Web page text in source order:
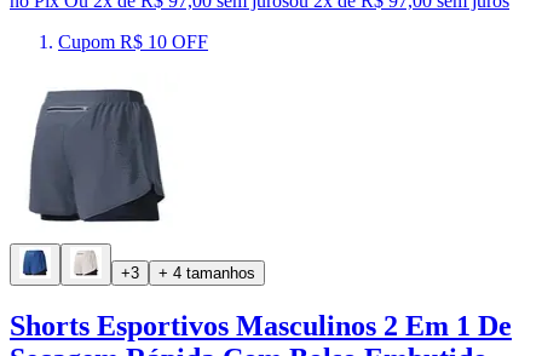
Cupom R$ 10 OFF
+3 + 4 tamanhos
Shorts Esportivos Masculinos 2 Em 1 De